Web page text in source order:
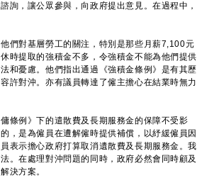
詢，讓公眾參與，向政府提出意見。在過程中，
對基層勞工的關注，特別是那些月薪7,100元
時提取的強積金不多，令強積金不能為他們提供
和憂慮。他們指出通過《強積金條例》是有其歷
許對沖。亦有議員轉達了僱主擔心在結業時無力
例》下的遣散費及長期服務金的保障不受影
，是為僱員在遭解僱時提供補償，以紓緩僱員因
表示擔心政府打算取消遺散費及長期服務金。我
。在處理對沖問題的同時，政府必然會同時顧及
決方案。